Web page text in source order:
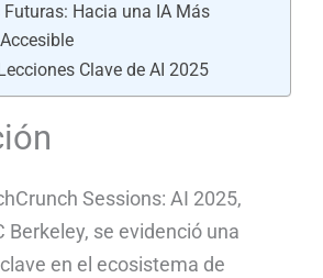
Futuras: Hacia una IA Más
Clave de AI 2025
Sessions: AI 2025,
Berkeley, se evidenció una
en el ecosistema de